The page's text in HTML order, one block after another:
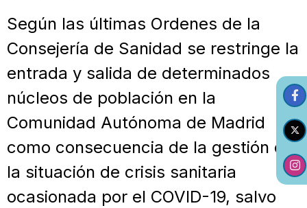
Según las últimas Ordenes de la
Consejería de Sanidad se restringe la
entrada y salida de determinados
núcleos de población en la
Comunidad Autónoma de Madrid
como consecuencia de la gestión de
la situación de crisis sanitaria
ocasionada por el COVID-19, salvo